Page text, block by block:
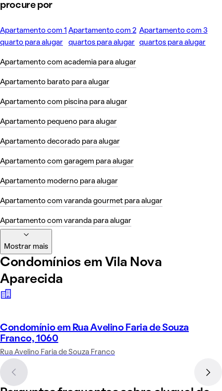
procure por
Apartamento com 1
quarto para alugar
Apartamento com 2
quartos para alugar
Apartamento com 3
quartos para alugar
Apartamento com academia para alugar
Apartamento barato para alugar
Apartamento com piscina para alugar
Apartamento pequeno para alugar
Apartamento decorado para alugar
Apartamento com garagem para alugar
Apartamento moderno para alugar
Apartamento com varanda gourmet para alugar
Apartamento com varanda para alugar
Mostrar mais
Condomínios em Vila Nova
Aparecida
Condomínio em Rua Avelino Faria de Souza
Franco, 1060
Rua Avelino Faria de Souza Franco